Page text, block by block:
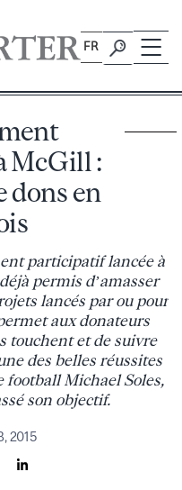
FR
McGill :
dons en
participatif lancée à
permis d’amasser
lancés par ou pour
aux donateurs
touchent et de suivre
des belles réussites
football Michael Soles,
son objectif.
2015